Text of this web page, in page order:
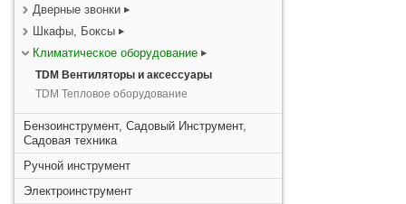
Дверные звонки
Шкафы, Боксы
Климатическое оборудование
TDM Вентиляторы и аксессуары
TDM Тепловое оборудование
Бензоинструмент, Садовый Инструмент,
Садовая техника
Ручной инструмент
Электроинструмент